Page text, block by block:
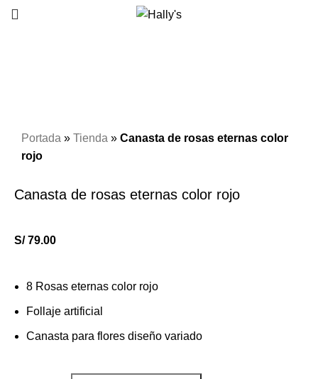
Portada »Tienda »Canasta de rosas eternas color
rojo
Canasta de rosas eternas color rojo
S/79.00
8 Rosas eternas color rojo
Follaje artificial
Canasta para flores diseño variado